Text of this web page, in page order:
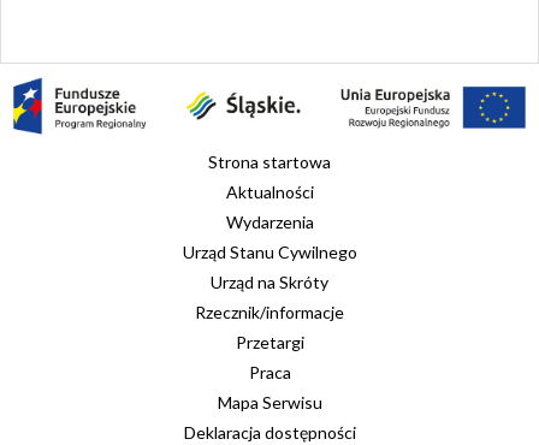
Strona startowa
Aktualności
Wydarzenia
Urząd Stanu Cywilnego
Urząd na Skróty
Rzecznik/informacje
Przetargi
Praca
Mapa Serwisu
Deklaracja dostępności